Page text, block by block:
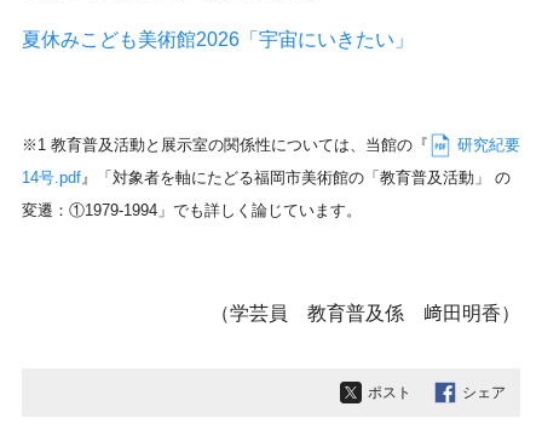
夏休みこども美術館2026「宇宙にいきたい」
※1 教育普及活動と展示室の関係性については、当館の『
研究紀要
14号.pdf』「対象者を軸にたどる福岡市美術館の「教育普及活動」 の
変遷：①1979-1994」でも詳しく論じています。
（学芸員 教育普及係 﨑田明香）
ポスト シェア